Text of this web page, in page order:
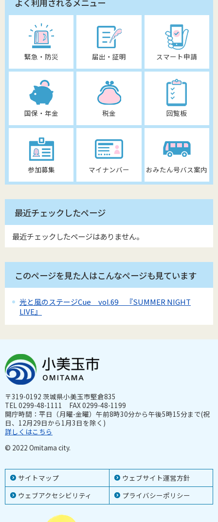
よく利用されるメニュー
緊急・防災 届出・証明 スマート申請
国保・年金 税金 回覧板
参加募集 マイナンバー おみたん号バス案内
最近チェックしたページ
最近チェックしたページはありません。
このページを見た人はこんなページも見ています
光と風のステージCue vol.69 『SUMMER NIGHT
LIVE』
サイトマップ
ウェブサイト運営方針
ウェブアクセシビリティ
プライバシーポリシー
〒319-0192 茨城県小美玉市堅倉835
TEL 0299-48-1111 FAX 0299-48-1199
開庁時間：平日（月曜-金曜）午前8時30分から午後5時15分まで(祝
日、12月29日から1月3日を除く)
詳しくはこちら
© 2022 Omitama city.